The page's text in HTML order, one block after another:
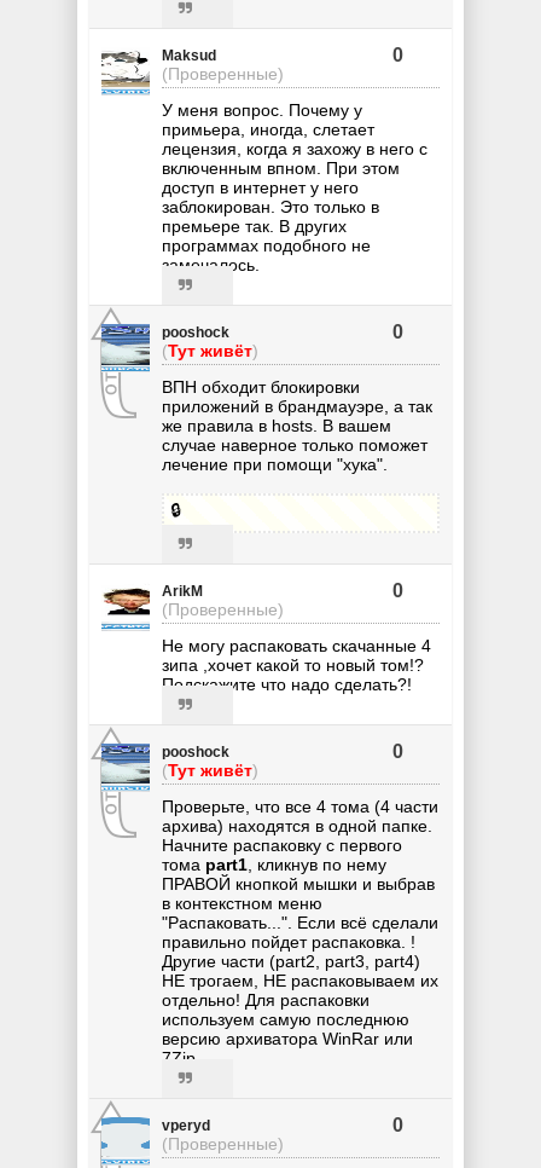
Maksud
(Проверенные)
0
У меня вопрос. Почему у
примьера, иногда, слетает
лецензия, когда я захожу в него с
включенным впном. При этом
доступ в интернет у него
заблокирован. Это только в
премьере так. В других
программах подобного не
замечалось.
pooshock
(Тут живёт)
0
ВПН обходит блокировки
приложений в брандмауэре, а так
же правила в hosts. В вашем
случае наверное только поможет
лечение при помощи "хука".
🔒
ArikM
(Проверенные)
0
Не могу распаковать скачанные 4
зипа ,хочет какой то новый том!?
Подскажите что надо сделать?!
pooshock
(Тут живёт)
0
Проверьте, что все 4 тома (4 части
архива) находятся в одной папке.
Начните распаковку с первого
тома part1 , кликнув по нему
ПРАВОЙ кнопкой мышки и выбрав
в контекстном меню
"Распаковать...". Если всё сделали
правильно пойдет распаковка. !
Другие части (part2, part3, part4)
НЕ трогаем, НЕ распаковываем их
отдельно! Для распаковки
используем самую последнюю
версию архиватора WinRar или
7Zip.
vperyd
(Проверенные)
0